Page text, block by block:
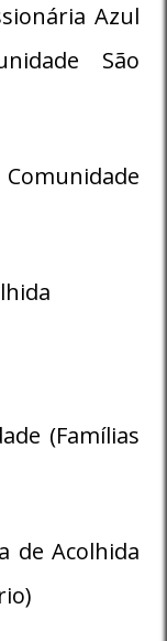
Azul
São
(Famílias
de Acolhida